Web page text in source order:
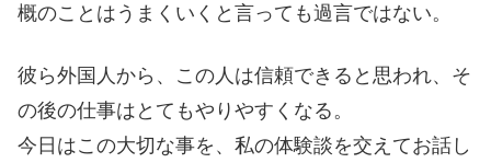
概のことはうまくいくと言っても過言ではない。
彼ら外国人から、この人は信頼できると思われ、そ
の後の仕事はとてもやりやすくなる。
今日はこの大切な事を、私の体験談を交えてお話し